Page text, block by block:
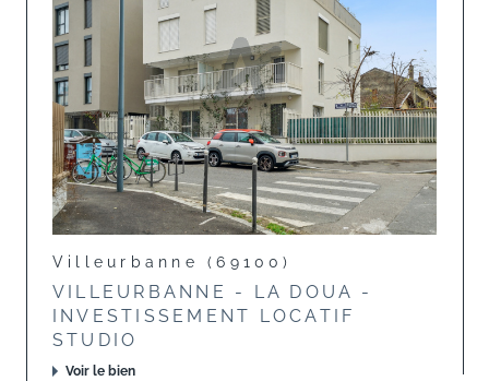
Villeurbanne (69100)
VILLEURBANNE - LA DOUA -
INVESTISSEMENT LOCATIF
STUDIO
Voir le bien